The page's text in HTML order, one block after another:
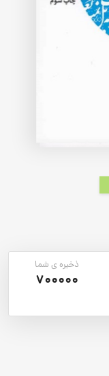
ذخیره ی شما
700000